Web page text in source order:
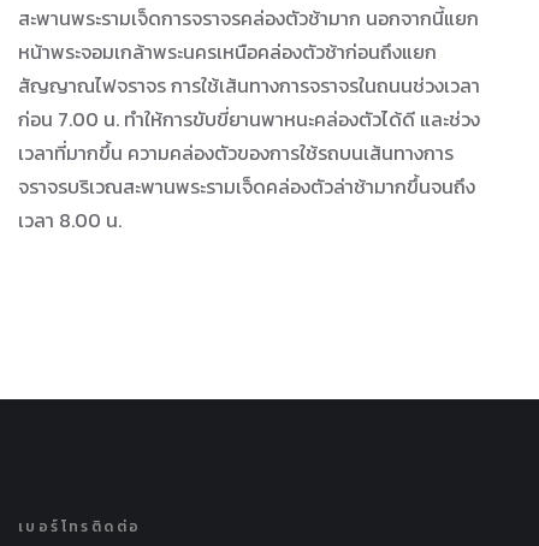
สะพานพระรามเจ็ดการจราจรคล่องตัวช้ามาก นอกจากนี้แยก
หน้าพระจอมเกล้าพระนครเหนือคล่องตัวช้าก่อนถึงแยก
สัญญาณไฟจราจร การใช้เส้นทางการจราจรในถนนช่วงเวลา
ก่อน 7.00 น. ทำให้การขับขี่ยานพาหนะคล่องตัวได้ดี และช่วง
เวลาที่มากขึ้น ความคล่องตัวของการใช้รถบนเส้นทางการ
จราจรบริเวณสะพานพระรามเจ็ดคล่องตัวล่าช้ามากขึ้นจนถึง
เวลา 8.00 น.
เบอร์โทรติดต่อ